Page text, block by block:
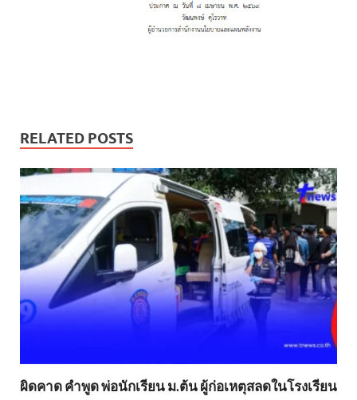
RELATED POSTS
ผิดคาด คำพูด พ่อนักเรียน ม.ต้น ผู้ก่อเหตุสลดในโรงเรียน